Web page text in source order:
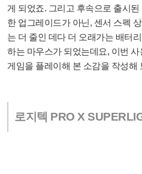
게 되었죠. 그리고 후속으로 출시
한 업그레이드가 아닌, 센서 스펙
는 더 줄인 데다 더 오래가는 배터
하는 마우스가 되었는데요, 이번
게임을 플레이해 본 소감을 작성해
로지텍 PRO X